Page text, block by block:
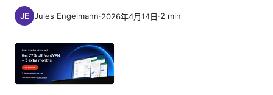
Jules Engelmann·2026年4月14日·2 min